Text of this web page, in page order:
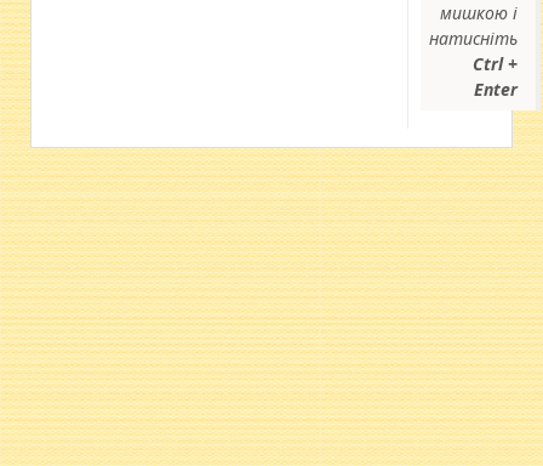
мишкою і
натисніть
Ctrl +
Enter